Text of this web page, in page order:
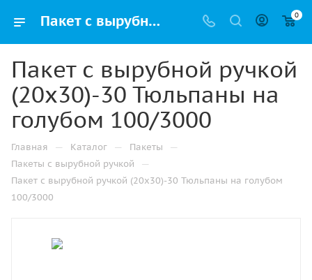
Пакет с вырубной ручкой (20х30)-30 Тюльпаны на голубом 100/3000 купить в Ижевске с доставкой оптом и в розницу 0
Пакет с вырубной ручкой
(20х30)-30 Тюльпаны на
голубом 100/3000
Главная — Каталог — Пакеты —
Пакеты с вырубной ручкой —
Пакет с вырубной ручкой (20х30)-30 Тюльпаны на голубом
100/3000